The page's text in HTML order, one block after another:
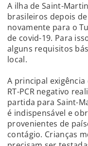
A ilha de Saint-
brasileiros depois
novamente para o
de covid-19. Para
alguns requisitos
local.
A principal
RT-PCR negativo
partida para Saint-
é indispensável e
provenientes de
contágio. Crianças